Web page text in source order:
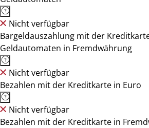
Nicht verfügbar
Bargeldauszahlung mit der
Geldautomaten in Fremdwährung
Nicht verfügbar
Bezahlen mit der Kreditkarte in Euro
Nicht verfügbar
Bezahlen mit der Kreditkarte in